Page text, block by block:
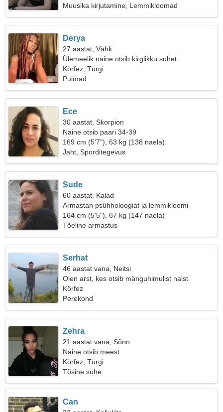
Muusika kirjutamine, Lemmikloomad
Derya
27 aastat, Vähk
Ülemeelik naine otsib kirglikku suhet
Körfez, Türgi
Pulmad
Ece
30 aastat, Skorpion
Naine otsib paari 34-39
169 cm (5'7"), 63 kg (138 naela)
Jaht, Sporditegevus
Sude
60 aastat, Kalad
Armastan psühholoogiat ja lemmikloomi
164 cm (5'5"), 67 kg (147 naela)
Tõeline armastus
Serhat
46 aastat vana, Neitsi
Olen arst, kes otsib mänguhimulist naist
Körfez
Perekond
Zehra
21 aastat vana, Sõnn
Naine otsib meest
Körfez, Türgi
Tõsine suhe
Can